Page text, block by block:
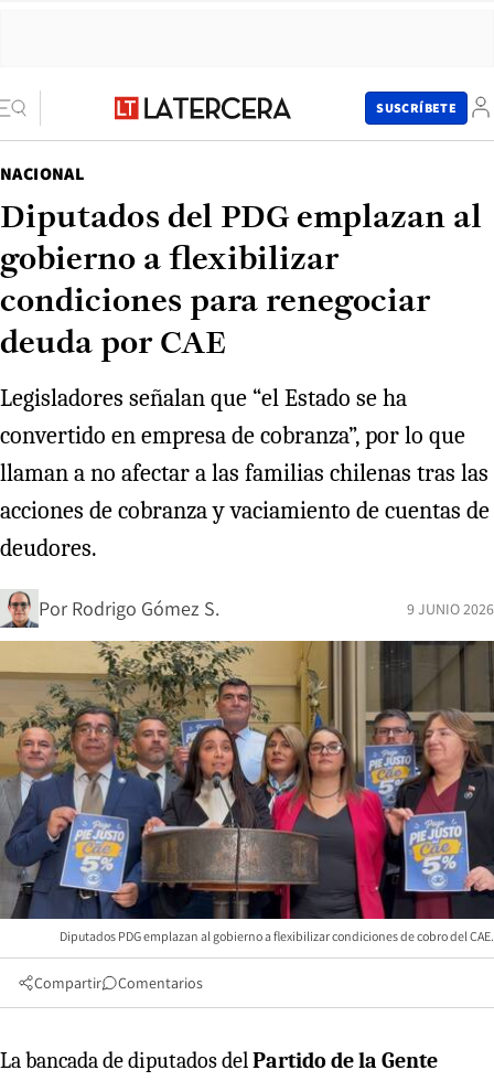
SUSCRÍBETE
NACIONAL
Diputados del PDG emplazan al
gobierno a flexibilizar
condiciones para renegociar
deuda por CAE
Legisladores señalan que “el Estado se ha
convertido en empresa de cobranza”, por lo que
llaman a no afectar a las familias chilenas tras las
acciones de cobranza y vaciamiento de cuentas de
deudores.
Por Rodrigo Gómez S. 9 JUNIO 2026
Diputados PDG emplazan al gobierno a flexibilizar condiciones de cobro del CAE.
Compartir Comentarios
La bancada de diputados delPartido de la Gente